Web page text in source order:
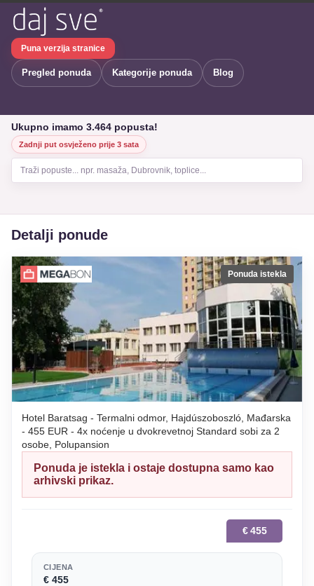
Puna verzija stranice
Pregled ponuda Kategorije ponuda Blog
Ukupno imamo 3.464 popusta!
Zadnji put osvježeno prije 3 sata
Traži popuste... npr. masaža, Dubrovnik, toplice...
Detalji ponude
Ponuda istekla
Hotel Baratsag - Termalni odmor, Hajdúszoboszló, Mađarska
- 455 EUR - 4x noćenje u dvokrevetnoj Standard sobi za 2
osobe, Polupansion
Ponuda je istekla i ostaje dostupna samo kao
arhivski prikaz.
€ 455
CIJENA
€ 455